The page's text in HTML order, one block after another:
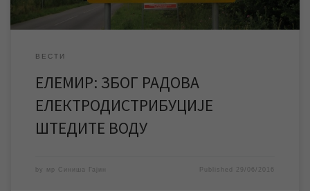
ВЕСТИ
ЕЛЕМИР: ЗБОГ РАДОВА
ЕЛЕКТРОДИСТРИБУЦИЈЕ
ШТЕДИТЕ ВОДУ
by мр Синиша Гајин Published 29/06/2016